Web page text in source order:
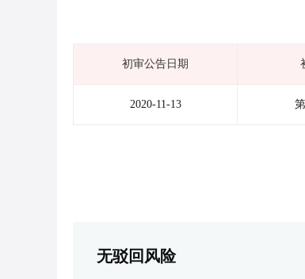
初审公告日期
2020-11-13
无驳回风险